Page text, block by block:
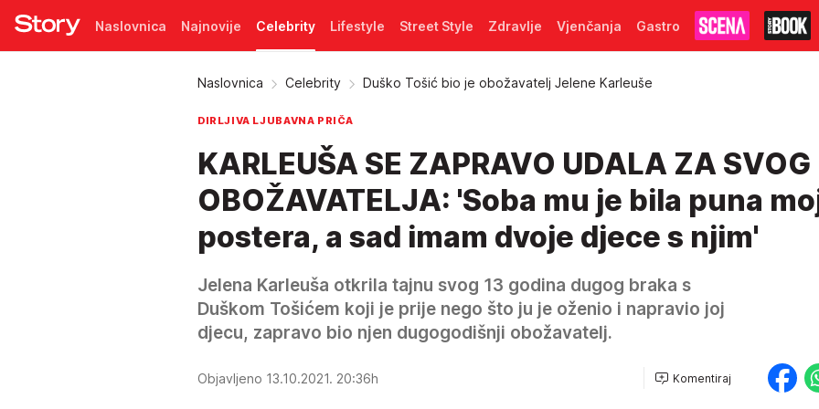
Naslovnica Najnovije Celebrity Lifestyle Street Style Zdravlje Vjenčanja Gastro
Naslovnica Celebrity Duško Tošić bio je obožavatelj Jelene Karleuše
DIRLJIVA LJUBAVNA PRIČA
KARLEUŠA SE ZAPRAVO UDALA ZA SVOG
OBOŽAVATELJA: 'Soba mu je bila puna
postera, a sad imam dvoje djece s njim'
Jelena Karleuša otkrila tajnu svog 13 godina dugog braka s
Duškom Tošićem koji je prije nego što ju je oženio i napravio joj
djecu, zapravo bio njen dugogodišnji obožavatelj.
Objavljeno 13.10.2021. 20:36h Komentiraj